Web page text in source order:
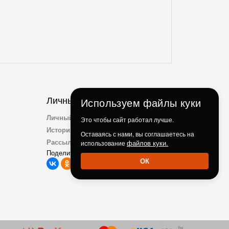
Личный Кабинет
Личный Кабинет
История заказов
Рассылка
Поделиться с друзьми:
Используем файлы куки
Это чтобы сайт работал лучше.
Оставаясь с нами, вы соглашаетесь на
использование файлов куки.
ОК